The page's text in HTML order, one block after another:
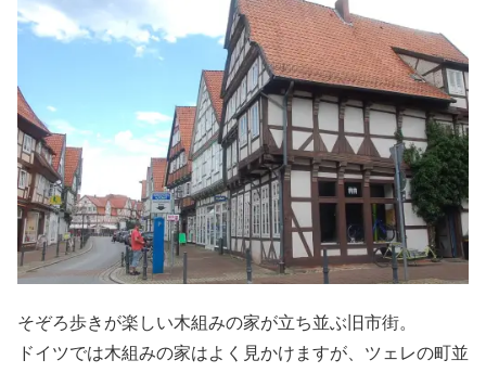
そぞろ歩きが楽しい木組みの家が立ち並ぶ旧市街。
ドイツでは木組みの家はよく見かけますが、ツェレの町並